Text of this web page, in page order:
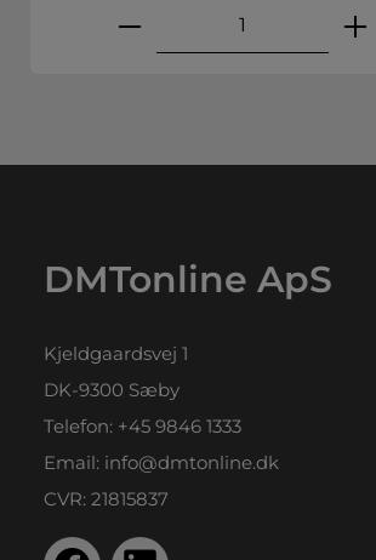
til at øge eller
mængde eller
Produktmængde:
DMTonline ApS
Kjeldgaardsvej 1
DK-9300 Sæby
Telefon: +45 9846 1333
Email: info@dmtonline.dk
CVR: 21815837